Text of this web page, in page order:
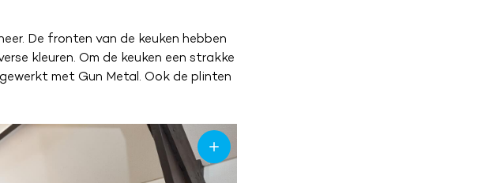
De fronten van de keuken hebben
kleuren. Om de keuken een strakke
met Gun Metal. Ook de plinten